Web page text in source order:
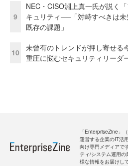
9
NEC・CISO淵上真一氏が説く
キュリティ──「対峙すべきは
既存の課題」
10
未曾有のトレンドが押し寄せる
重圧に悩むセキュリティリーダ
「EnterpriseZine」
運営する企業のIT活
向け専門メディアで
ティ/システム運用
様な情報をお届けし